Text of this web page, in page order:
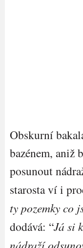
Obskurní
bazénem, aniž
posunout
starosta ví i
ty pozemky co
dodává: “Já si
nádraží